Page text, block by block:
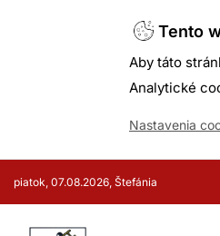
Tento
Aby táto
Analytické
Nastavenia
piatok, 07.08.2026, Štefánia